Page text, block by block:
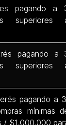
pagando a
superiores
pagando a
superiores
pagando a
mínimas
/ $1.000.000